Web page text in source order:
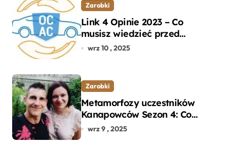
Zarobki
Link 4 Opinie 2023 – Co
musisz wiedzieć przed
wyborem ubezpieczenia OC i
wrz 10 , 2025
Zarobki
Metamorfozy uczestników
Kanapowców Sezon 4: Co
naprawdę zaskoczyło
wrz 9 , 2025